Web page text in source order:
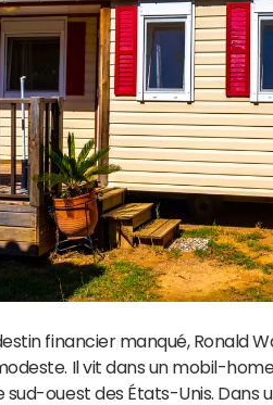
financier manqué, Ronald
Il vit dans un mobil-
sud-ouest des États-Unis. Dans